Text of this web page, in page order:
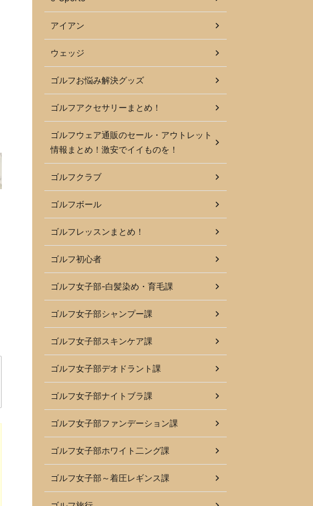
アイアン
ウェッジ
ゴルフお悩み解決グッズ
ゴルフアクセサリーまとめ！
ゴルフウェア通販のセール・アウトレット
情報まとめ！激安でイイものを！
ゴルフクラブ
ゴルフボール
ゴルフレッスンまとめ！
ゴルフ初心者
ゴルフ女子部-白髪染め・育毛課
ゴルフ女子部シャンプー課
ゴルフ女子部スキンケア課
ゴルフ女子部デオドラント課
ゴルフ女子部ナイトブラ課
ゴルフ女子部ファンデーション課
ゴルフ女子部ホワイト二ング課
ゴルフ女子部～着圧レギンス課